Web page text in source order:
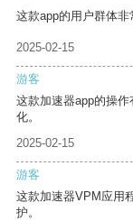
这款app的用户群体非
2025-02-15
游客
这款加速器app的操
化。
2025-02-15
游客
这款加速器VPM应用
护。